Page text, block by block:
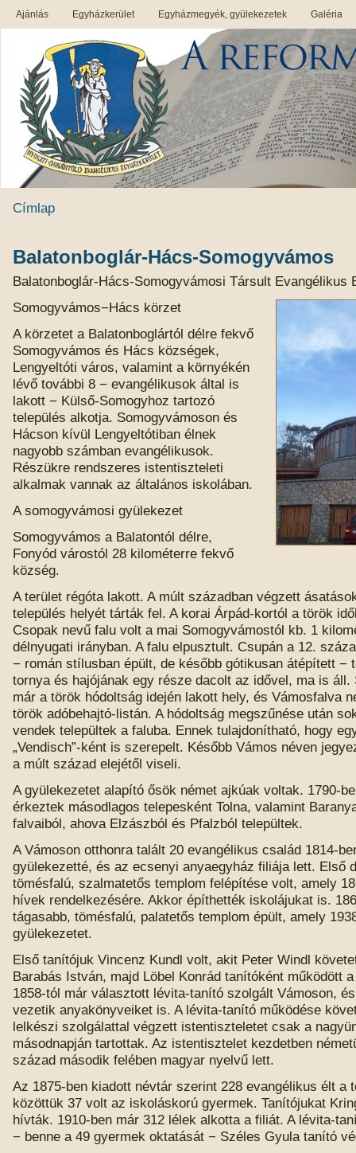
Ajánlás Egyházkerület Egyházmegyék, gyülekezetek Galéria
Címlap
Balatonboglár-Hács-Somogyvámos
Balatonboglár-Hács-Somogyvámosi Társult Evangélikus
Somogyvámos−Hács körzet
A körzetet a Balatonboglártól délre fekvő
Somogyvámos és Hács községek,
Lengyeltóti város, valamint a környékén
lévő további 8 − evangélikusok által is
lakott − Külső-Somogyhoz tartozó
település alkotja. Somogyvámoson és
Hácson kívül Lengyeltótiban élnek
nagyobb számban evangélikusok.
Részükre rendszeres istentiszteleti
alkalmak vannak az általános iskolában.
A somogyvámosi gyülekezet
Somogyvámos a Balatontól délre,
Fonyód várostól 28 kilométerre fekvő
község.
A terület régóta lakott. A múlt században végzett
település helyét tárták fel. A korai Árpád-kortól a török
Csopak nevű falu volt a mai Somogyvámostól kb. 1
délnyugati irányban. A falu elpusztult. Csupán a 12.
− román stílusban épült, de később gótikusan átépített −
tornya és hajójának egy része dacolt az idővel, ma is áll.
már a török hódoltság idején lakott hely, és Vámosfalva
török adóbehajtó-listán. A hódoltság megszűnése után
vendek települtek a faluba. Ennek tulajdonítható, hogy
„Vendisch”-ként is szerepelt. Később Vámos néven
a múlt század elejétől viseli.
A gyülekezetet alapító ősök német ajkúak voltak. 1790-
érkeztek másodlagos telepesként Tolna, valamint
falvaiból, ahova Elzászból és Pfalzból települtek.
A Vámoson otthonra talált 20 evangélikus család 1814-
gyülekezetté, és az ecsenyi anyaegyház filiája lett. Első
tömésfalú, szalmatetős templom felépítése volt, amely
hívek rendelkezésére. Akkor építhették iskolájukat is.
tágasabb, tömésfalú, palatetős templom épült, amely
gyülekezetet.
Első tanítójuk Vincenz Kundl volt, akit Peter Windl
Barabás István, majd Löbel Konrád tanítóként működött
1858-tól már választott lévita-tanító szolgált Vámoson,
vezetik anyakönyveiket is. A lévita-tanító működése
lelkészi szolgálattal végzett istentiszteletet csak a
másodnapján tartottak. Az istentisztelet kezdetben
század második felében magyar nyelvű lett.
Az 1875-ben kiadott névtár szerint 228 evangélikus élt a
közöttük 37 volt az iskoláskorú gyermek. Tanítójukat
hívták. 1910-ben már 312 lélek alkotta a filiát. A lévita-
− benne a 49 gyermek oktatását − Széles Gyula tanító